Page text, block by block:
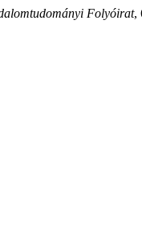
Folyóirat,